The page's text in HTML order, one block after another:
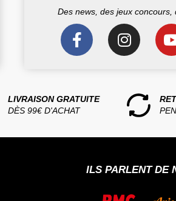
Des news, des jeux concours,
LIVRAISON GRATUITE
DÈS 99€ D'ACHAT
ILS PARLENT DE